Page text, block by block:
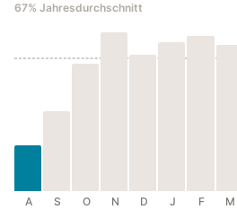
67% Jahresdurchschnitt
A S O N D J F M